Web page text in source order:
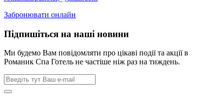
Забронювати онлайн
Підпишіться на наші новини
Ми будемо Вам повідомляти про цікаві події та акції в
Романик Спа Готель не частіше ніж раз на тиждень.